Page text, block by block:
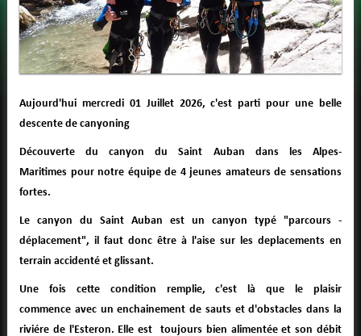
Aujourd'hui mercredi 01 Juillet 2026, c'est parti pour une belle
descente de canyoning
Découverte du canyon du Saint Auban dans les Alpes-
Maritimes pour notre équipe de 4 jeunes amateurs de sensations
fortes.
Le canyon du Saint Auban est un canyon typé "parcours -
déplacement", il faut donc être à l'aise sur les deplacements en
terrain accidenté et glissant.
Une fois cette condition remplie, c'est là que le plaisir
commence avec un enchainement de sauts et d'obstacles dans la
riviére de l'Esteron. Elle est toujours bien alimentée et son débit